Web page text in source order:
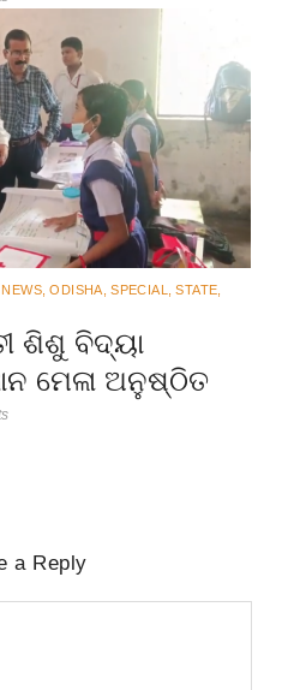
ODISHA SPECIAL STATE
ଶିଶୁ ବିଦ୍ୟା
ମେଳା ଅନୁଷ୍ଠିତ
a Reply